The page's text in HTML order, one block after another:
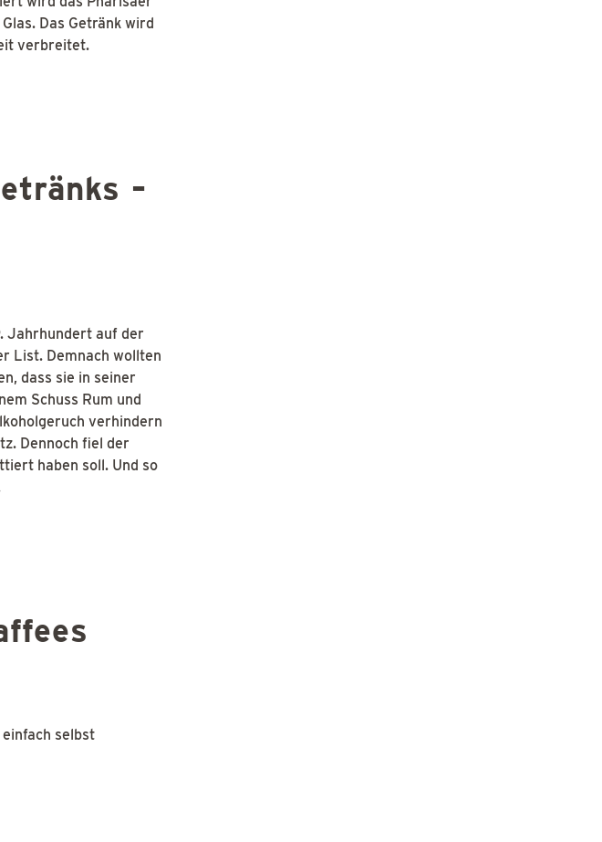
Das Getränk wird
verbreitet.
–
Jahrhundert auf der
List. Demnach wollten
dass sie in seiner
Schuss Rum und
verhindern
Dennoch fiel der
haben soll. Und so
selbst